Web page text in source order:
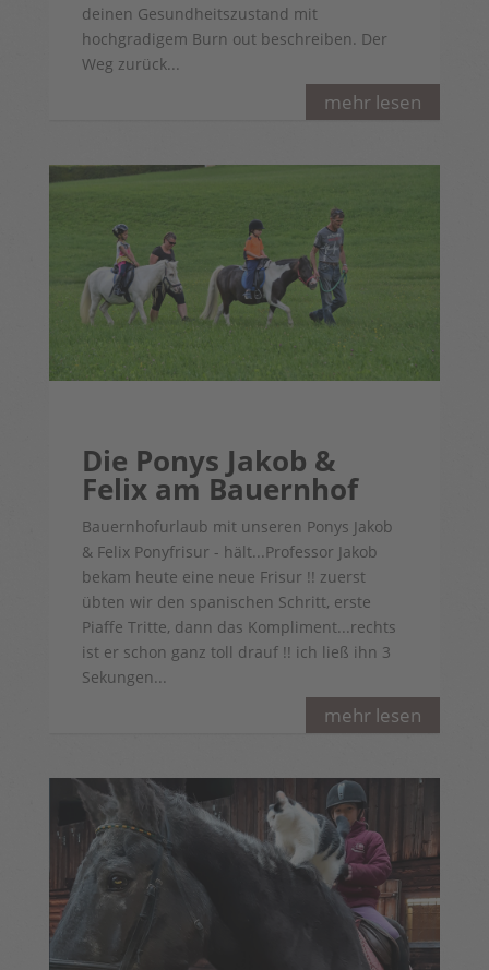
mehr lesen
deinen Gesundheitszustand mit
hochgradigem Burn out beschreiben. Der
Weg zurück...
mehr lesen
Die Ponys Jakob &
Felix am Bauernhof
Bauernhofurlaub mit unseren Ponys Jakob
& Felix Ponyfrisur - hält...Professor Jakob
bekam heute eine neue Frisur !! zuerst
übten wir den spanischen Schritt, erste
Piaffe Tritte, dann das Kompliment...rechts
ist er schon ganz toll drauf !! ich ließ ihn 3
Sekungen...